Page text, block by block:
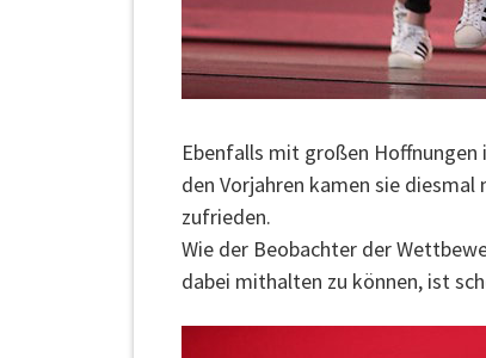
Ebenfalls mit großen Hoffnungen
den Vorjahren kamen sie
zufrieden.
Wie der Beobachter der
dabei mithalten zu können, ist